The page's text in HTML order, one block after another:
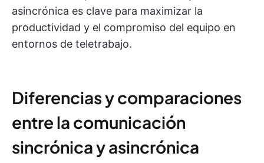
asincrónica es clave para maximizar la
productividad y el compromiso del equipo en
entornos de teletrabajo.
Diferencias y comparaciones
entre la comunicación
sincrónica y asincrónica